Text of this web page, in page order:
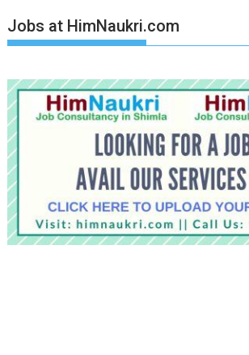
Jobs at HimNaukri.com